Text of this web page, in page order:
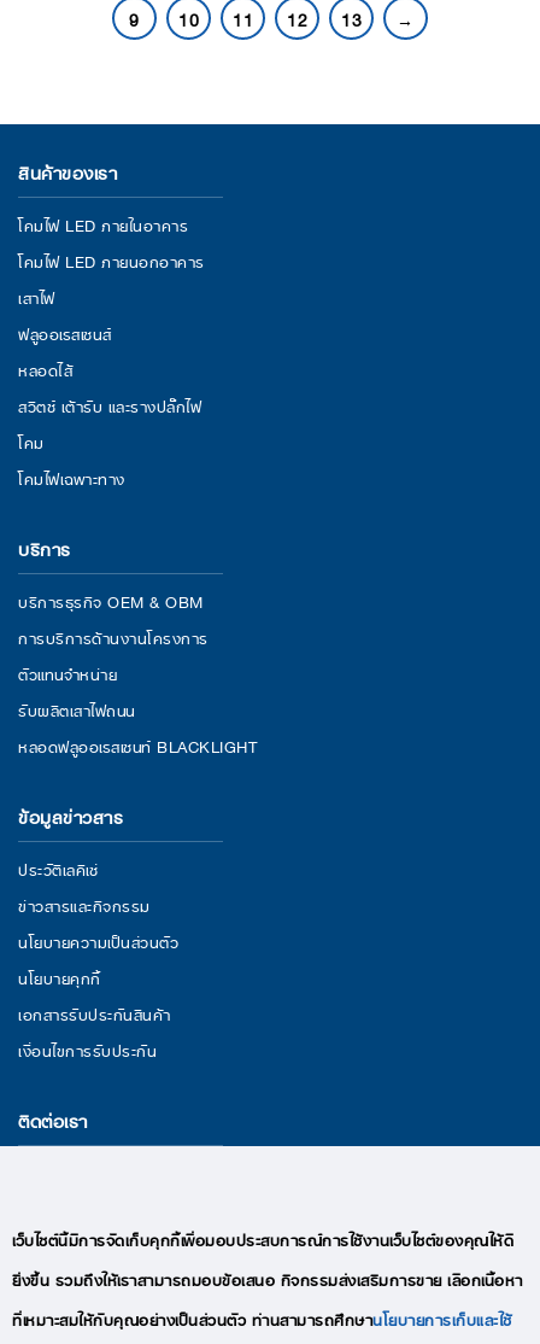
9
10 11 12 13 →
สินค้าของเรา
โคมไฟ LED ภายในอาคาร
โคมไฟ LED ภายนอกอาคาร
เสาไฟ
ฟลูออเรสเซนส์
หลอดไส้
สวิตช์ เต้ารับ และรางปลั๊กไฟ
โคม
โคมไฟเฉพาะทาง
บริการ
บริการธุรกิจ OEM & OBM
การบริการด้านงานโครงการ
ตัวแทนจำหน่าย
รับผลิตเสาไฟถนน
หลอดฟลูออเรสเซนท์ BLACKLIGHT
ข้อมูลข่าวสาร
ประวัติเลคิเซ่
ข่าวสารและกิจกรรม
นโยบายความเป็นส่วนตัว
นโยบายคุกกี้
เอกสารรับประกันสินค้า
เงื่อนไขการรับประกัน
ติดต่อเรา
โทร : +66(0)95-409-9280
เว็บไซต์นี้มีการจัดเก็บคุกกี้เพื่อมอบประสบการณ์การใช้งานเว็บไซต์ของคุณให้ดี
ยิ่งขึ้น รวมถึงให้เราสามารถมอบข้อเสนอ กิจกรรมส่งเสริมการขาย เลือกเนื้อหา
ที่เหมาะสมให้กับคุณอย่างเป็นส่วนตัว ท่านสามารถศึกษานโยบายการเก็บและใช้